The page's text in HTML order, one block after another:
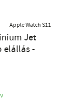
Apple Watch S11
Jet
elállás -